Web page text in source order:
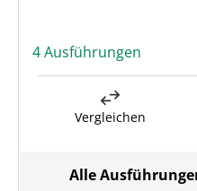
4 Ausführungen
Vergleichen
Alle